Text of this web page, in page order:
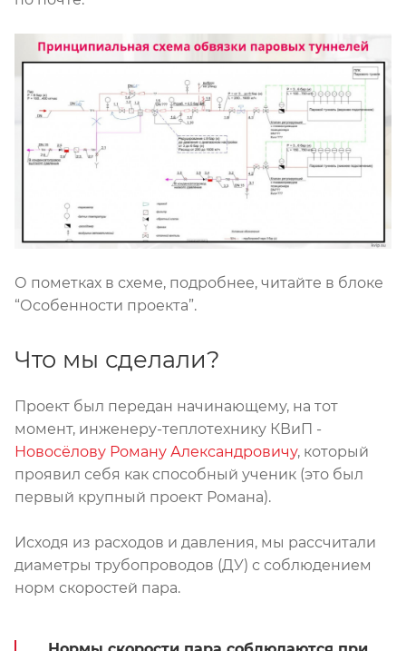
О пометках в схеме, подробнее, читайте в блоке
“Особенности проекта”.
Что мы сделали?
Проект был передан начинающему, на тот
момент, инженеру-теплотехнику КВиП -
Новосёлову Роману Александровичу, который
проявил себя как способный ученик (это был
первый крупный проект Романа).
Исходя из расходов и давления, мы рассчитали
диаметры трубопроводов (ДУ) с соблюдением
норм скоростей пара.